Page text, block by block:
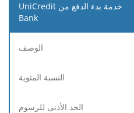
خدمة بدء الدفع من UniCredit
Bank